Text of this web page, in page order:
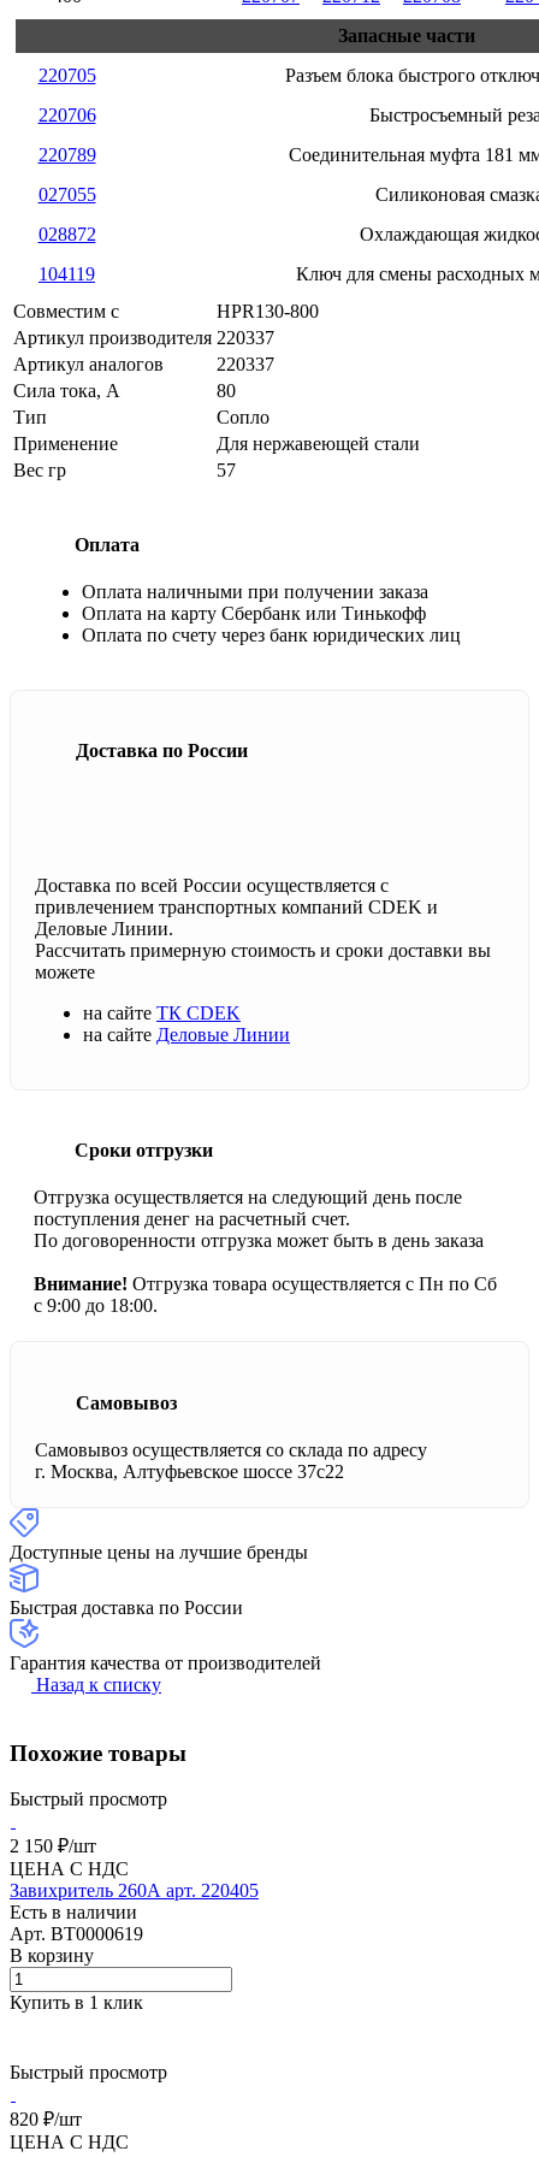
Запасные части
220705
Разъем блока быстрого
220706
Быстросъемный
220789
Соединительная муфта 181
027055
Силиконовая
028872
Охлаждающая
104119
Ключ для смены расходных
Совместим с
HPR130-800
Артикул производителя 220337
Артикул аналогов
220337
Сила тока, А
80
Тип
Сопло
Применение
Для нержавеющей стали
Вес гр
57
Оплата
Оплата наличными при получении заказа
Оплата на карту Сбербанк или Тинькофф
Оплата по счету через банк юридических лиц
Доставка по России
Доставка по всей России осуществляется с
привлечением транспортных компаний CDEK и
Деловые Линии.
Рассчитать примерную стоимость и сроки доставки вы
можете
на сайте ТК CDEK
на сайте Деловые Линии
Сроки отгрузки
Отгрузка осуществляется на следующий день после
поступления денег на расчетный счет.
По договоренности отгрузка может быть в день заказа
Внимание! Отгрузка товара осуществляется с Пн по Сб
с 9:00 до 18:00.
Самовывоз
Самовывоз осуществляется со склада по адресу
г. Москва, Алтуфьевское шоссе 37с22
Доступные цены на лучшие бренды
Быстрая доставка по России
Гарантия качества от производителей
Назад к списку
Похожие товары
Быстрый просмотр
2 150 ₽/шт
ЦЕНА С НДС
Завихритель 260А арт. 220405
Есть в наличии
Арт. BT0000619
В корзину
Купить в 1 клик
Быстрый просмотр
820 ₽/шт
ЦЕНА С НДС